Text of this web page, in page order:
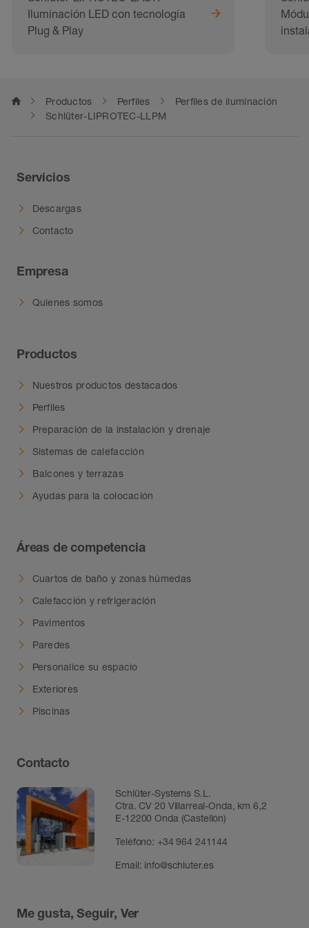
Iluminación LED con tecnología
Plug & Play
home Productos Perfiles
Perfiles de iluminación
Schlüter-LIPROTEC-LLPM
Servicios
Descargas
Contacto
Empresa
Quienes somos
Productos
Nuestros productos destacados
Perfiles
Preparación de la instalación y drenaje
Sistemas de calefacción
Balcones y terrazas
Ayudas para la colocación
Áreas de competencia
Cuartos de baño y zonas húmedas
Calefacción y refrigeración
Pavimentos
Paredes
Personalice su espacio
Exteriores
Piscinas
Contacto
Schlüter-Systems S.L.
Ctra. CV 20 Villarreal-Onda, km 6,2
E-12200 Onda (Castellón)
Teléfono: +34 964 241144
Email: info@schluter.es
Me gusta, Seguir, Ver